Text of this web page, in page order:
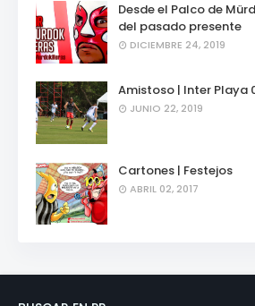
Desde el Palco de
del pasado presente
DICIEMBRE 24, 2019
Amistoso | Inter Playa
JUNIO 22, 2019
Cartones | Festejos
ABRIL 02, 2017